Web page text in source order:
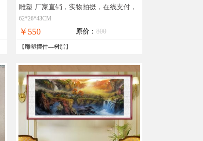
雕塑 厂家直销，实物拍摄，在线支付，
全国免邮
62*26*43CM
￥550 原价： 800
【雕塑摆件---树脂】